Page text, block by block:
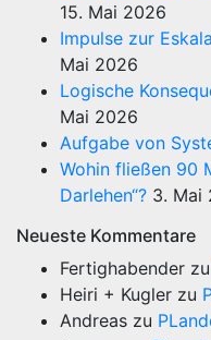
15. Mai 2026
Impulse zur
Mai 2026
Logische
Mai 2026
Aufgabe von
Wohin fließen 90
Darlehen“? 3. Mai
Neueste Kommentare
Fertighabender zu
Heiri + Kugler zu
Andreas zu